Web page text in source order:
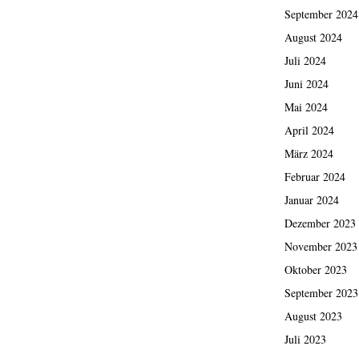
September 2024
August 2024
Juli 2024
Juni 2024
Mai 2024
April 2024
März 2024
Februar 2024
Januar 2024
Dezember 2023
November 2023
Oktober 2023
September 2023
August 2023
Juli 2023